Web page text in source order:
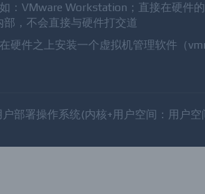
：VMware Workstation；直接在硬件
，不会直接与硬件打交道
硬件之上安装一个虚拟机管理软件（
部署操作系统(内核+用户空间：用户空